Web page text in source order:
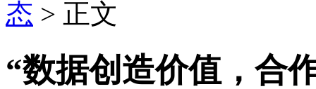
态 > 正文
“数据创造价值，合